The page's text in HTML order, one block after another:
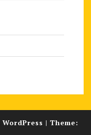
WordPress | Theme: